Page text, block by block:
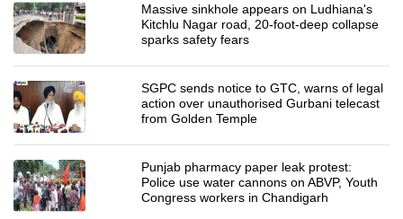
Massive sinkhole appears on Ludhiana's
Kitchlu Nagar road, 20-foot-deep collapse
sparks safety fears
SGPC sends notice to GTC, warns of legal
action over unauthorised Gurbani telecast
from Golden Temple
Punjab pharmacy paper leak protest:
Police use water cannons on ABVP, Youth
Congress workers in Chandigarh